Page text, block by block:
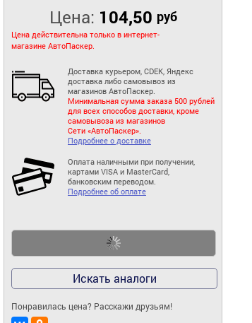
Цена: 104,50 руб
Цена действительна только в интернет-
магазине АвтоПаскер.
Доставка курьером, CDEK, Яндекс
доставка либо самовывоз из
магазинов АвтоПаскер.
Минимальная сумма заказа 500 рублей
для всех способов доставки, кроме
самовывоза из магазинов
Сети «АвтоПаскер».
Подробнее о доставке
Оплата наличными при получении,
картами VISA и MasterCard,
банковским переводом.
Подробнее об оплате
Искать аналоги
Понравилась цена? Расскажи друзьям!